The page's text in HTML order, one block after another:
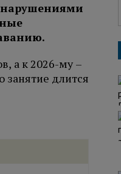
нарушениями
а к 2026-му –
занятие длится